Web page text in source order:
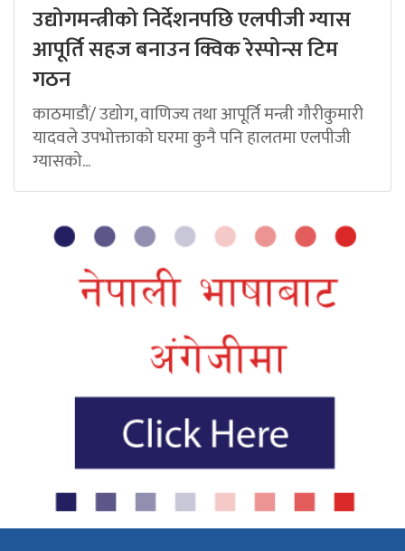
उद्योगमन्त्रीको निर्देशनपछि एलपीजी ग्यास
आपूर्ति सहज बनाउन क्विक रेस्पोन्स टिम
गठन
काठमाडौं/ उद्योग, वाणिज्य तथा आपूर्ति मन्त्री गौरीकुमारी
यादवले उपभोक्ताको घरमा कुनै पनि हालतमा एलपीजी
ग्यासको...